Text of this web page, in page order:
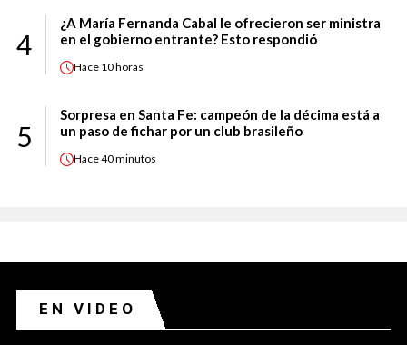
4
¿A María Fernanda Cabal le ofrecieron ser ministra
en el gobierno entrante? Esto respondió
Hace 10 horas
5
Sorpresa en Santa Fe: campeón de la décima está a
un paso de fichar por un club brasileño
Hace40 minutos
EN VIDEO